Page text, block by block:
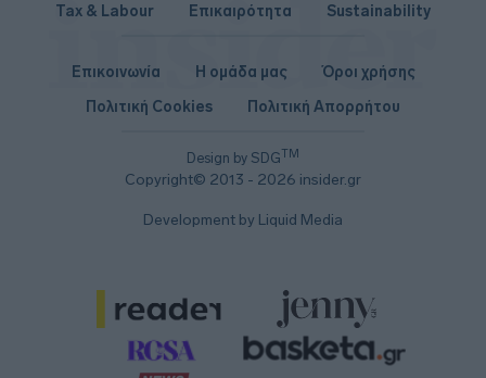
Tax & Labour
Επικαιρότητα Sustainability
Design by SDGTM
Copyright© 2013 - 2026 insider.gr
Επικοινωνία Η ομάδα μας
Όροι χρήσης
Πολιτική Cookies
Πολιτική Απορρήτου
Development by Liquid Media